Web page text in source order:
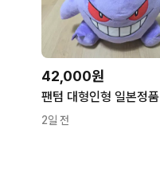
42,000원
팬텀 대형인형 일본정품
2일 전